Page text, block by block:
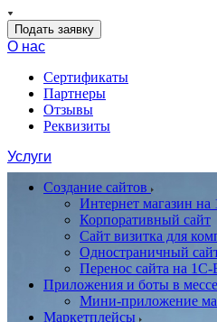
Подать заявку
О нас
Сертификаты
Партнеры
Отзывы
Реквизиты
Услуги
Создание сайтов
Интернет магазин на
Корпоративный сайт
Сайт визитка для
Одностраничный
Перенос сайта на 1С-
Приложения и боты в
Мини-приложение
Маркетплейсы